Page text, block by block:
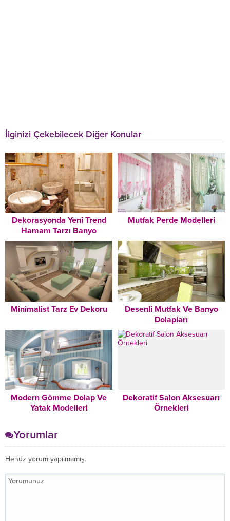
İlginizi Çekebilecek Diğer Konular
Dekorasyonda Yeni Trend
Hamam Tarzı Banyo
Dekorasyonu Modelleri
Mutfak Perde Modelleri
Minimalist Tarz Ev Dekoru
Desenli Mutfak Ve Banyo
Dolapları
Modern Gömme Dolap Ve
Yatak Modelleri
Dekoratif Salon Aksesuarı
Örnekleri
Yorumlar
Henüz yorum yapılmamış.